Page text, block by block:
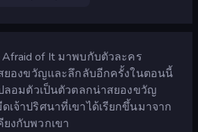
Afraid of It มาพบกับตัวละคร
ยองขวัญและลึกลับอีกครั้งในตอนนี้
ลอมตัวเป็นตัวตลกน่าสยองขวัญ
เจ้าปริศนาที่เขาได้เรียกขึ้นมาจาก
งกับพวกเขา